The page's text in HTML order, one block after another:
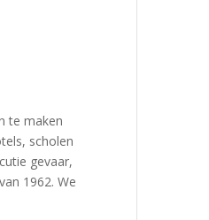
te maken
scholen
gevaar,
1962. We